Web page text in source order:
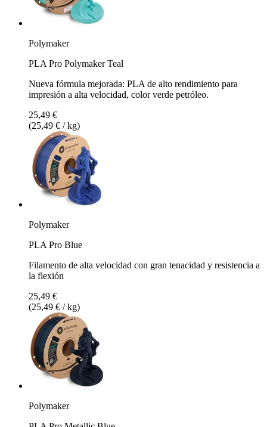
Polymaker
PLA Pro Polymaker Teal
Nueva fórmula mejorada: PLA de alto rendimiento para
impresión a alta velocidad, color verde petróleo.
25,49 €
(25,49 € / kg)
Polymaker
PLA Pro Blue
Filamento de alta velocidad con gran tenacidad y resistencia a
la flexión
25,49 €
(25,49 € / kg)
Polymaker